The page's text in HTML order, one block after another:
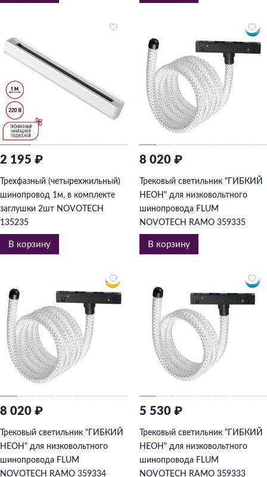
2 195 ₽
Трехфазный (четырехжильный)
шинопровод 1м, в комплекте
заглушки 2шт NOVOTECH
135235
В корзину
8 020 ₽
Трековый светильник "ГИБКИЙ
НЕОН" для низковольтного
шинопровода FLUM
NOVOTECH RAMO 359335
В корзину
8 020 ₽
Трековый светильник "ГИБКИЙ
НЕОН" для низковольтного
шинопровода FLUM
NOVOTECH RAMO 359334
5 530 ₽
Трековый светильник "ГИБКИЙ
НЕОН" для низковольтного
шинопровода FLUM
NOVOTECH RAMO 359333